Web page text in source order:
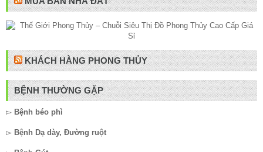
KHÁCH HÀNG PHONG THỦY
BỆNH THƯỜNG GẶP
▻ Bệnh béo phì
▻ Bệnh Dạ dày, Đường ruột